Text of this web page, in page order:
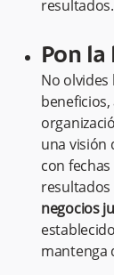
resultados.
Pon
No olvides
una visión
con
resultados
negocios
mantenga